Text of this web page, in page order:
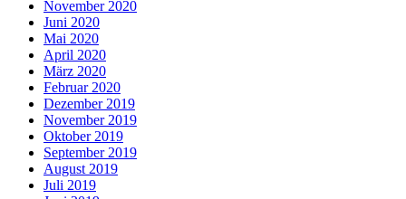
November 2020
Juni 2020
Mai 2020
April 2020
März 2020
Februar 2020
Dezember 2019
November 2019
Oktober 2019
September 2019
August 2019
Juli 2019